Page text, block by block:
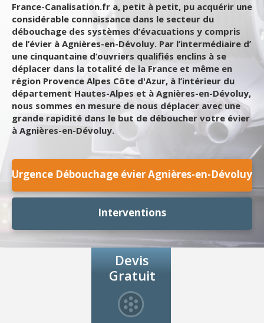
France-Canalisation.fr a, petit à petit, pu acquérir une
considérable connaissance dans le secteur du
débouchage des systèmes d’évacuations y compris
de l’évier à Agnières-en-Dévoluy. Par l’intermédiaire d’
une cinquantaine d’ouvriers qualifiés enclins à se
déplacer dans la totalité de la France et même en
région Provence Alpes Côte d'Azur, à l’intérieur du
département Hautes-Alpes et à Agnières-en-Dévoluy,
nous sommes en mesure de nous déplacer avec une
grande rapidité dans le but de déboucher votre évier
à Agnières-en-Dévoluy.
Urgence Débouchage évier Agnières-en-Dévoluy
Interventions
Devis
Gratuit